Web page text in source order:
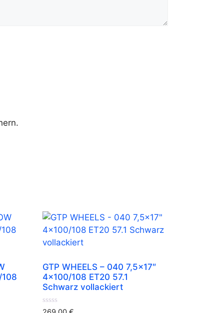
108
GTP WHEELS – 040 7,5×17″
4×100/108 ET20 57.1
Schwarz vollackiert
0